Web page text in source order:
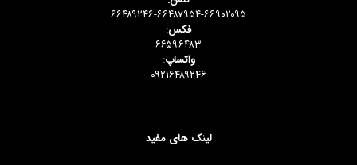
۶۶۴۸۹۲۴۶-۶۶۴۸۷۹۵۴-۶۶۹۰۲۰۹۵
فکس:
۶۶۵۹۶۴۸۳
واتساپ:
۰۹۲۱۶۴۸۹۲۴۶
لینک های مفید